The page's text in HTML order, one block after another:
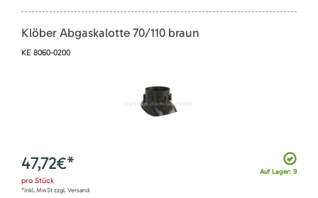
Klöber Abgaskalotte 70/110 braun
KE 8060-0200
Auf Lager: 9
47,72€*
pro Stück
*inkl. MwSt zzgl. Versand